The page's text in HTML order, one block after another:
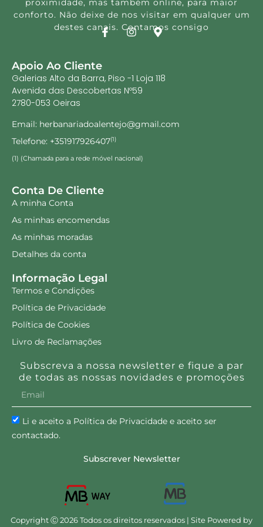
proximidade, mas também online, para maior
conforto. Não deixe de nos visitar em qualquer um
destes canais. Contamos consigo
Apoio Ao Cliente
Galerias Alto da Barra, Piso -1 Loja 118
Avenida das Descobertas Nº59
2780-053 Oeiras
Email: herbanariadoalentejo@gmail.com
Telefone: +351917926407(1)
(1) (Chamada para a rede móvel nacional)
Conta De Cliente
A minha Conta
As minhas encomendas
As minhas moradas
Detalhes da conta
Informação Legal
Termos e Condições
Política de Privacidade
Política de Cookies
Livro de Reclamações
Subscreva a nossa newsletter e fique a par
de todas as nossas novidades e promoções
Li e aceito a Política de Privacidade e aceito ser
contactado.
Subscrever Newsletter
Copyright Ⓒ 2026 Todos os direitos reservados | Site Powered by